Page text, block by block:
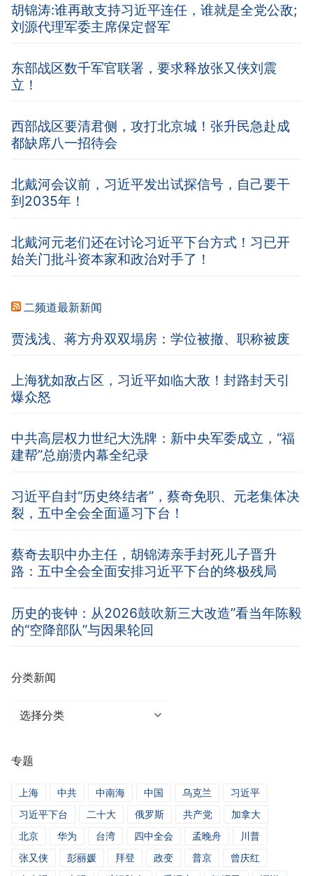
胡锦涛:谁再敢支持习近平连任，谁就是全党公敌;
刘源代理军委主席保定督军
东部战区数千军官联署，要求释放张又侠刘震
立！
西部战区要清君侧，攻打北京城！张升民急赴成
都缺席八一招待会
北戴河会议前，习近平发出试探信号，自己要干
到2035年！
北戴河元老们还在讨论习近平下台方式！习已开
始关门批斗资本家和政治对手了！
二频道最新新闻
贾浅浅、蒋方舟双双塌房：学位被撤、职称被废
上海犹如敌占区，习近平如临大敌！封路封天引
爆众怒
中共高层权力世纪大洗牌：新中央军委成立，“福
建帮”总崩溃内幕全纪录
习近平自封“历史终结者”，蔡奇免职、元老集体决
裂，五中全会全面逼习下台！
蔡奇去职中办主任，胡锦涛亲手封死儿子晋升
路：五中全会全面安排习近平下台的终极残局
历史的丧钟：从2026鼓吹新三大改造”看当年陈毅
的“空降部队”与因果轮回
分类新闻
分
闻
专题
上海 中共 中南海 中国 乌克兰
习近平
习近平下台
二十大 俄罗斯 共产党
加拿大
北京
华为 台湾 四中全会 孟晚舟
川普
张又侠
彭丽媛 拜登 政变 普京
曾庆红